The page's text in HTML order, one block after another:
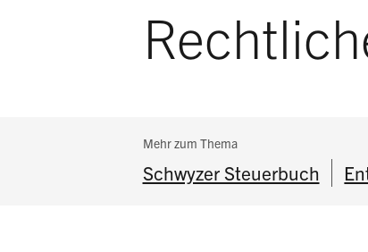
Subnavigation:
Mehr zum Thema
Schwyzer Steuerbuch